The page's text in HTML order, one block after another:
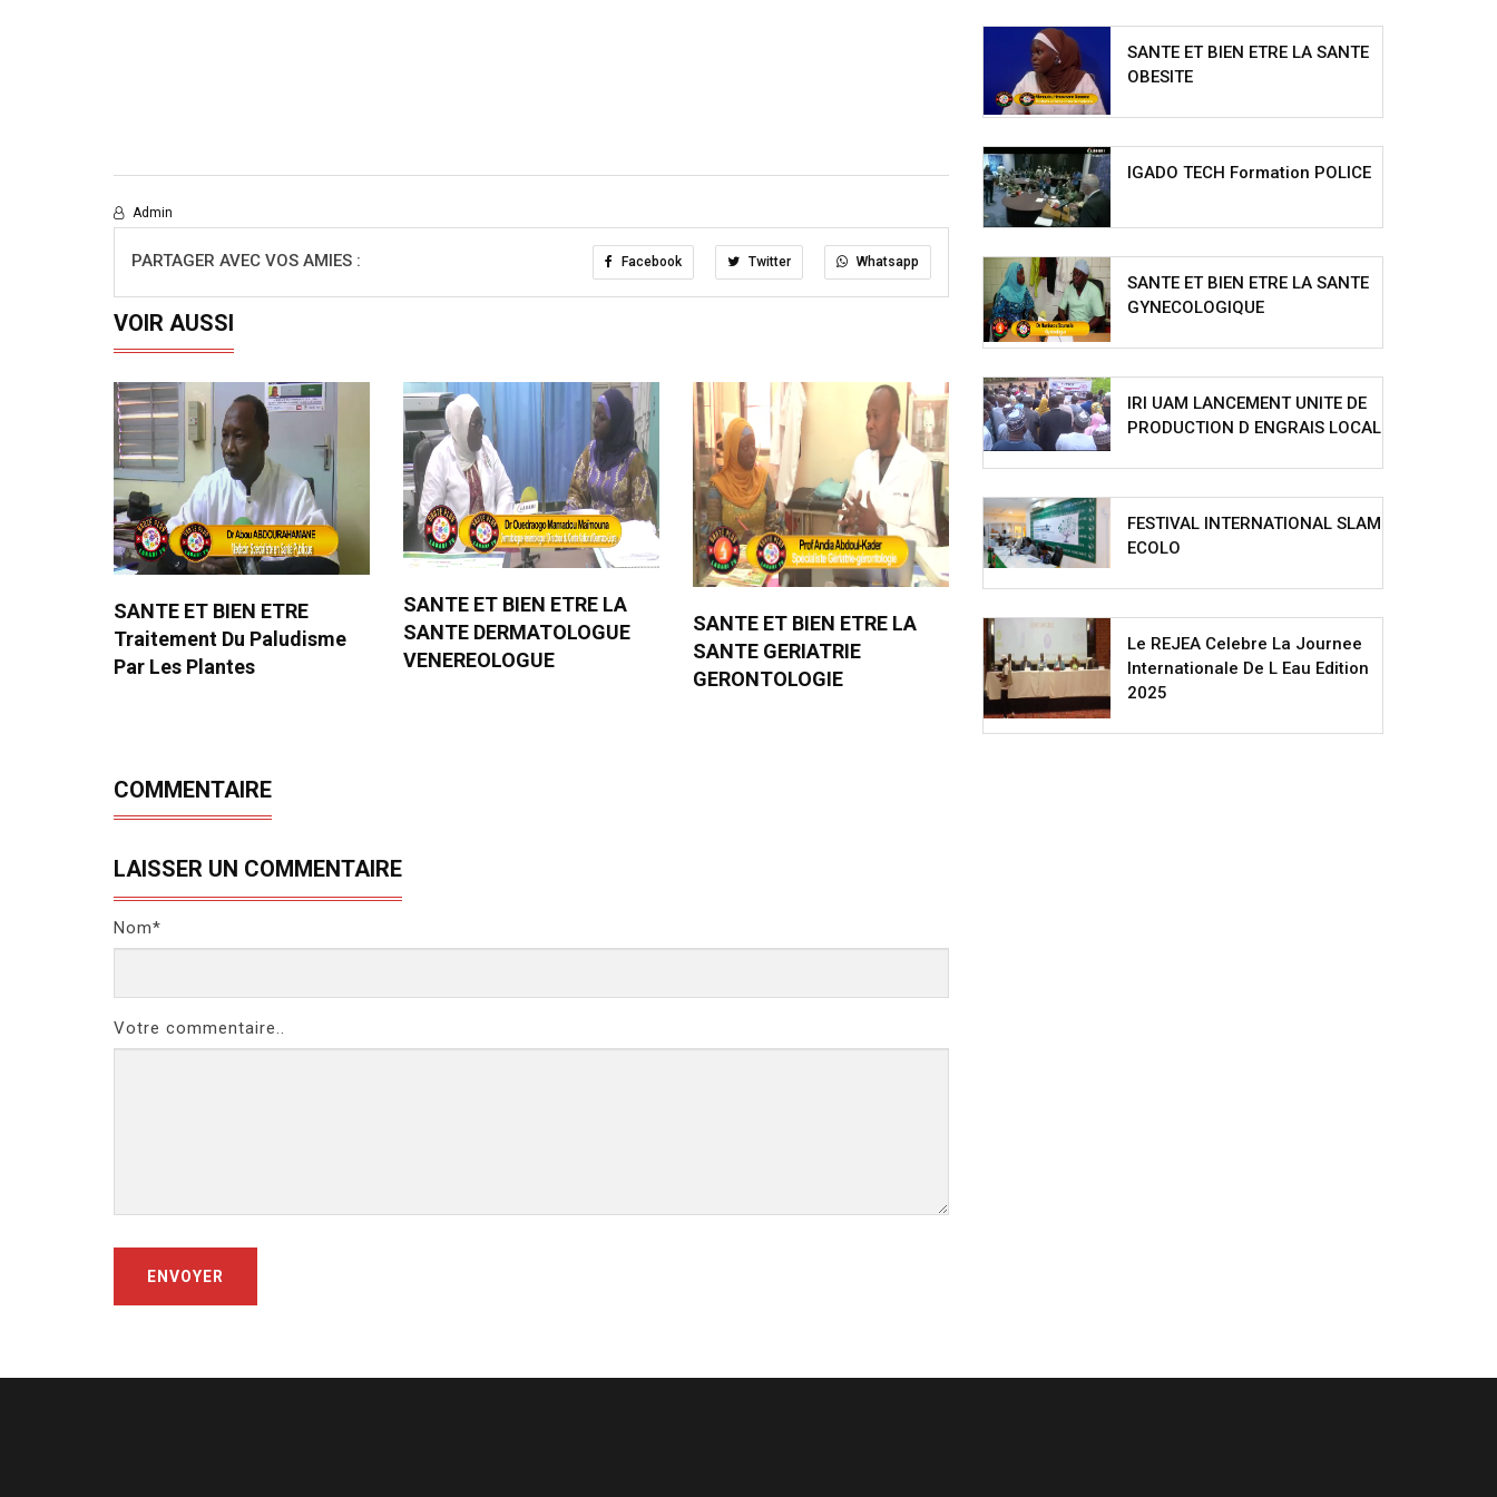
Admin
PARTAGER AVEC VOS AMIES : Facebook Twitter Whatsapp
VOIR AUSSI
SANTE ET BIEN ETRE
Traitement Du Paludisme
Par Les Plantes
SANTE ET BIEN ETRE LA
SANTE DERMATOLOGUE
VENEREOLOGUE
SANTE ET BIEN ETRE LA
SANTE GERIATRIE
GERONTOLOGIE
COMMENTAIRE
LAISSER UN COMMENTAIRE
Nom*
Votre commentaire..
ENVOYER
SANTE ET BIEN ETRE LA SANTE
OBESITE
IGADO TECH Formation POLICE
SANTE ET BIEN ETRE LA SANTE
GYNECOLOGIQUE
IRI UAM LANCEMENT UNITE DE
PRODUCTION D ENGRAIS LOCAL
FESTIVAL INTERNATIONAL SLAM
ECOLO
Le REJEA Celebre La Journee
Internationale De L Eau Edition
2025